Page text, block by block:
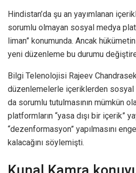
Hindistan’da şu an yayımlanan
sorumlu olmayan sosyal medya
liman” konumunda. Ancak
yeni düzenleme bu durumu
Bilgi Telenolojisi Rajeev
düzenlemelerle içeriklerden sosyal
da sorumlu tutulmasının mümkün
platformların “yasa dışı bir içerik”
“dezenformasyon” yapılmasını
kalacağını söylemişti.